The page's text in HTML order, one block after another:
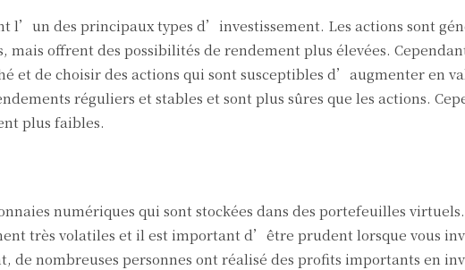
l’un des principaux types d’investissement. Les actions sont
mais offrent des possibilités de rendement plus élevées.
et de choisir des actions qui sont susceptibles d’augmenter en
réguliers et stables et sont plus sûres que les actions.
plus faibles.
numériques qui sont stockées dans des portefeuilles
très volatiles et il est important d’être prudent lorsque vous
de nombreuses personnes ont réalisé des profits importants en